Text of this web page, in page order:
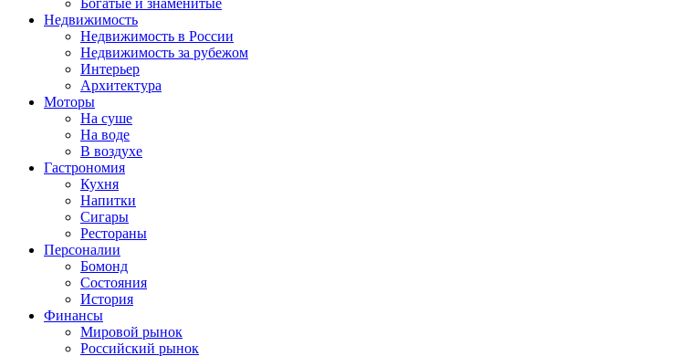
Недвижимость
Недвижимость в России
Недвижимость за рубежом
Интерьер
Архитектура
Моторы
На суше
На воде
В воздухе
Гастрономия
Кухня
Напитки
Сигары
Рестораны
Персоналии
Бомонд
Состояния
История
Финансы
Мировой рынок
Российский рынок